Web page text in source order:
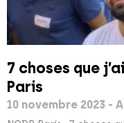
7 choses que
Paris
10 novembre 2023